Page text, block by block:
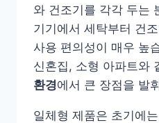
와 건조기를 각각 두는
기기에서 세탁부터 건
사용 편의성이 매우 높
신혼집, 소형 아파트와
환경에서 큰 장점을 발
일체형 제품은 초기에